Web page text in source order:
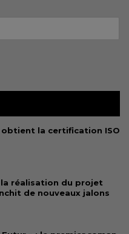
obtient la certification ISO
réalisation du projet
de nouveaux jalons